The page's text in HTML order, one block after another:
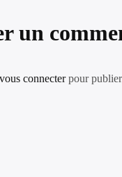
un
vous connecterpour